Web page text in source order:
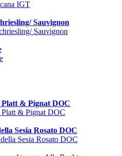
Sauvignon
& Pignat DOC
Sesia Rosato DOC